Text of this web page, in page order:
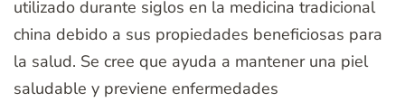
utilizado durante siglos en la medicina tradicional
china debido a sus propiedades beneficiosas para
la salud. Se cree que ayuda a mantener una piel
saludable y previene enfermedades